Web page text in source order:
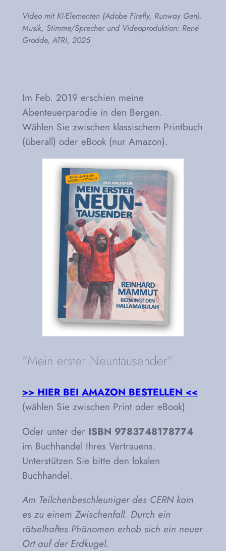
Video mit KI-Elementen (Adobe Firefly, Runway Gen).
Musik, Stimme/Sprecher und Videoproduktion: René
Grodde, ATRI, 2025
Im Feb. 2019 erschien meine
Abenteuerparodie in den Bergen.
Wählen Sie zwischen klassischem Printbuch
(überall) oder eBook (nur Amazon).
“Mein erster Neuntausender”.
>> HIER BEI AMAZON BESTELLEN <<
(wählen Sie zwischen Print oder eBook)
Oder unter der ISBN 9783748178774
im Buchhandel Ihres Vertrauens.
Unterstützen Sie bitte den lokalen
Buchhandel.
Am Teilchenbeschleuniger des CERN kam
es zu einem Zwischenfall. Durch ein
rätselhaftes Phänomen erhob sich ein neuer
Ort auf der Erdkugel.